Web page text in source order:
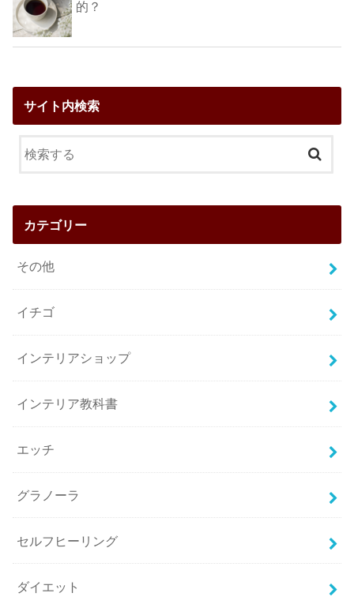
的？
サイト内検索
カテゴリー
その他
イチゴ
インテリアショップ
インテリア教科書
エッチ
グラノーラ
セルフヒーリング
ダイエット